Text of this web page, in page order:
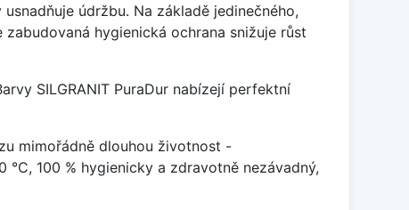
údržbu. Na základě jedinečného,
hygienická ochrana snižuje růst
SILGRANIT PuraDur nabízejí perfektní
mimořádně dlouhou životnost -
100 % hygienicky a zdravotně nezávadný,